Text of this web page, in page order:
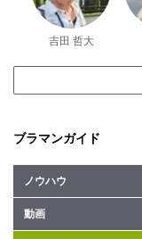
吉田 哲大
ブラマンガイド
ノウハウ
動画